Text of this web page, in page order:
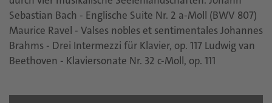
Sebastian Bach - Englische Suite Nr. 2 a-Moll (BWV 807)
Maurice Ravel - Valses nobles et sentimentales Johannes
Brahms - Drei Intermezzi für Klavier, op. 117 Ludwig van
Beethoven - Klaviersonate Nr. 32 c-Moll, op. 111